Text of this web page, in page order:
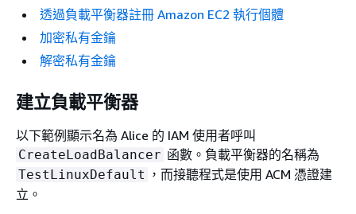
透過負載平衡器註冊 Amazon EC2 執行個體
加密私有金鑰
解密私有金鑰
建立負載平衡器
以下範例顯示名為 Alice 的 IAM 使用者呼叫
CreateLoadBalancer 函數。負載平衡器的名稱為
TestLinuxDefault ，而接聽程式是使用 ACM 憑證建
立。